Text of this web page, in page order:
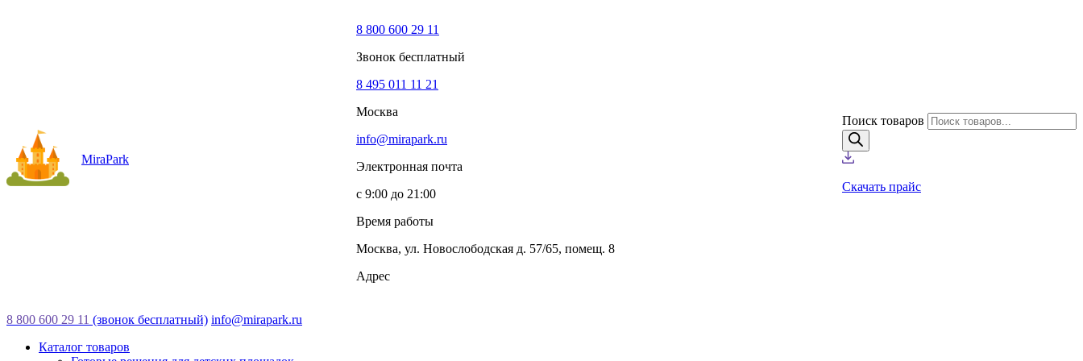
MiraPark
8 800 600 29 11
Звонок бесплатный
8 495 011 11 21
Москва
info@mirapark.ru
Электронная почта
с 9:00 до 21:00
Время работы
Москва, ул. Новослободская д. 57/65, помещ. 8
Адрес
Поиск товаров
Скачать прайс
8 800 600 29 11 (звонок бесплатный) info@mirapark.ru
Каталог товаров